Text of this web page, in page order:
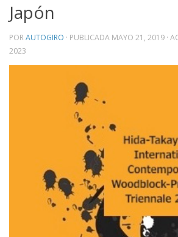
Japón
PORAUTOGIRO · PUBLICADA MAYO 21, 2019 ·
2023